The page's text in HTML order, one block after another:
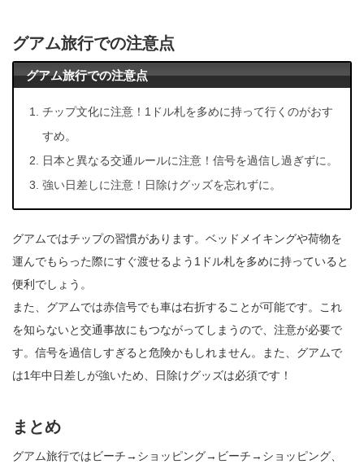
グアム旅行での注意点
グアム旅行での注意点
チップ文化に注意！1ドル札を多めに持って行くのがおす
すめ。
日本と異なる交通ルールに注意！信号を過信し過ぎずに。
強い日差しに注意！日除けグッズを忘れずに。
グアムではチップの習慣があります。ベッドメイキングや荷物を
運んでもらった際にすぐ渡せるよう1ドル札を多めに持っていると
便利でしょう。
また、グアムでは赤信号でも車は右折することが可能です。これ
を知らないと交通事故にもつながってしまうので、注意が必要で
す。信号を過信しすぎると危険かもしれません。また、グアムで
は1年中日差しが強いため、日除けグッズは必須です！
まとめ
グアム旅行ではビーチ→ショッピング→ビーチ→ショッピング、